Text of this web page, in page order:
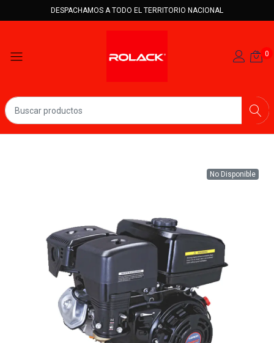
DESPACHAMOS A TODO EL TERRITORIO NACIONAL
0
No Disponible